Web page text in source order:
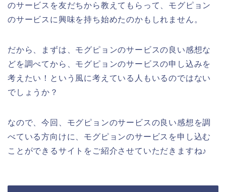
のサービスを友だちから教えてもらって、モグピョン
のサービスに興味を持ち始めたのかもしれません。
だから、まずは、モグピョンのサービスの良い感想な
どを調べてから、モグピョンのサービスの申し込みを
考えたい！という風に考えている人もいるのではない
でしょうか？
なので、今回、モグピョンのサービスの良い感想を調
べている方向けに、モグピョンのサービスを申し込む
ことができるサイトをご紹介させていただきますね♪